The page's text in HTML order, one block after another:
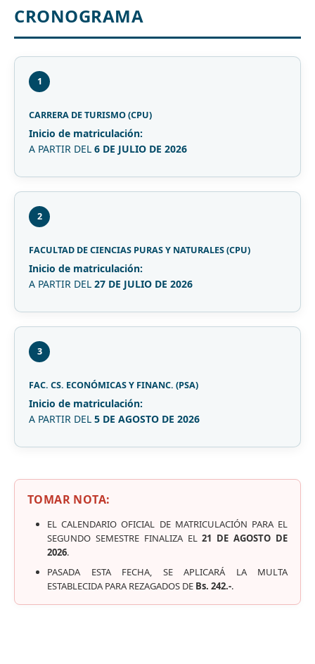
CRONOGRAMA
1
CARRERA DE TURISMO (CPU)
Inicio de matriculación:
A PARTIR DEL 6 DE JULIO DE 2026
2
FACULTAD DE CIENCIAS PURAS Y NATURALES (CPU)
Inicio de matriculación:
A PARTIR DEL 27 DE JULIO DE 2026
3
FAC. CS. ECONÓMICAS Y FINANC. (PSA)
Inicio de matriculación:
A PARTIR DEL 5 DE AGOSTO DE 2026
TOMAR NOTA:
EL CALENDARIO OFICIAL DE MATRICULACIÓN PARA EL
SEGUNDO SEMESTRE FINALIZA EL21 DE AGOSTO DE
2026.
PASADA ESTA FECHA, SE APLICARÁ LA MULTA
ESTABLECIDA PARA REZAGADOS DE Bs. 242.-.